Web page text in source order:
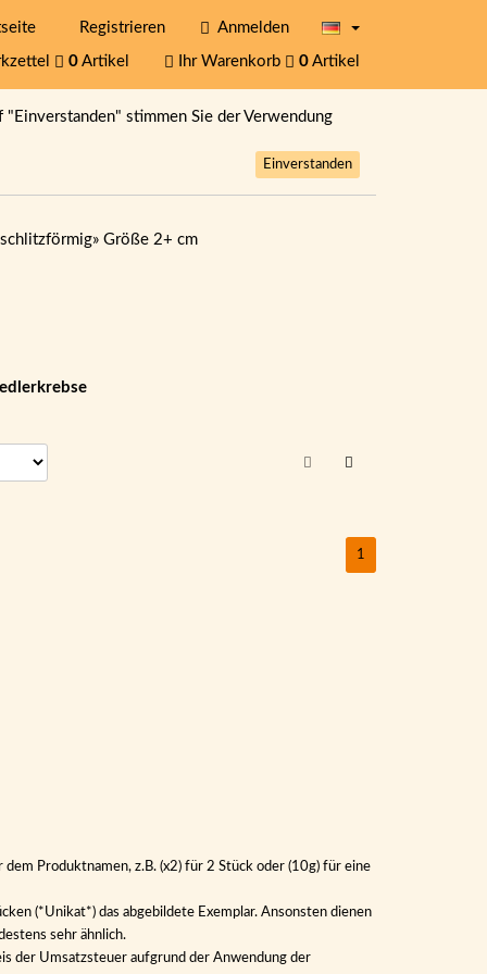
Registrieren Anmelden
0 Artikel Ihr Warenkorb 0 Artikel
stimmen Sie der Verwendung
Einverstanden
» Größe 2+ cm
1
Produktnamen, z.B. (x2) für 2 Stück oder (10g) für eine
(*Unikat*) das abgebildete Exemplar. Ansonsten dienen
sehr ähnlich.
der Umsatzsteuer aufgrund der Anwendung der